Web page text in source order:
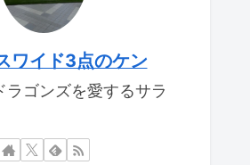
ワイド3点のケン
ラゴンズを愛するサラ